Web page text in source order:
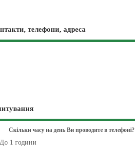
телефони, адреса
Скільки часу на день Ви проводите в телефоні?
До 1 години